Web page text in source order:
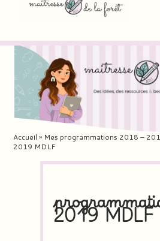
Accueil » Mes programmations 2018 –
2019 MDLF
2019 MDLF